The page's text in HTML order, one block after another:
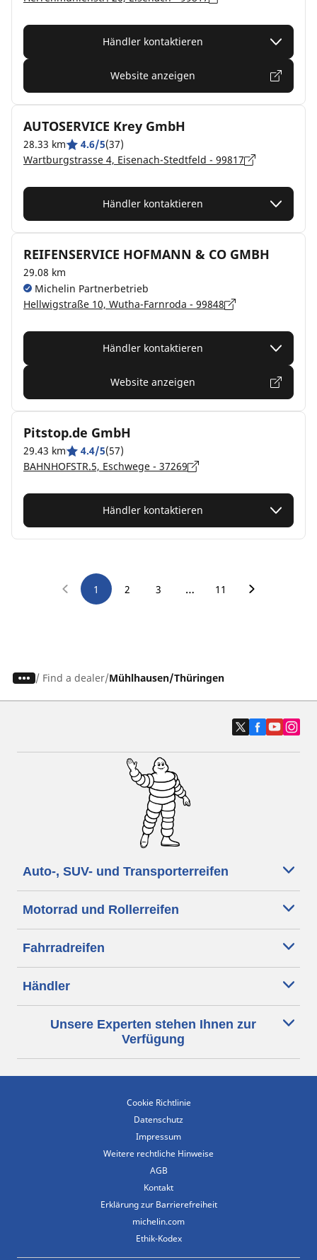
Händler kontaktieren
Website anzeigen
AUTOSERVICE Krey GmbH
28.33 km 4.6/5(37)
Wartburgstrasse 4, Eisenach-Stedtfeld - 99817
Händler kontaktieren
REIFENSERVICE HOFMANN & CO GMBH
29.08 km
Michelin Partnerbetrieb
Hellwigstraße 10, Wutha-Farnroda - 99848
Händler kontaktieren
Website anzeigen
Pitstop.de GmbH
29.43 km 4.4/5(57)
BAHNHOFSTR.5, Eschwege - 37269
Händler kontaktieren
1 2 3 … 11
/ Find a dealer Mühlhausen/Thüringen
Auto-, SUV- und Transporterreifen
Motorrad und Rollerreifen
Fahrradreifen
Händler
Unsere Experten stehen Ihnen zur
Verfügung
Cookie Richtlinie
Datenschutz
Impressum
Weitere rechtliche Hinweise
AGB
Kontakt
Erklärung zur Barrierefreiheit
michelin.com
Ethik-Kodex